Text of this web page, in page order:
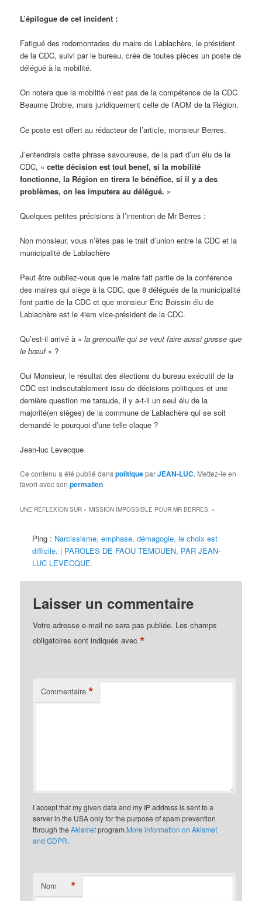
L’épilogue de cet incident :
Fatigué des rodomontades du maire de Lablachère, le président
de la CDC, suivi par le bureau, crée de toutes pièces un poste de
délégué à la mobilité.
On notera que la mobilité n’est pas de la compétence de la CDC
Beaume Drobie, mais juridiquement celle de l’AOM de la Région.
Ce poste est offert au rédacteur de l’article, monsieur Berres.
J’entendrais cette phrase savoureuse, de la part d’un élu de la
CDC, «cette décision est tout benef, si la mobilité
fonctionne, la Région en tirera le bénéfice, si il y a des
problèmes, on les imputera au délégué. »
Quelques petites précisions à l’intention de Mr Berres :
Non monsieur, vous n’êtes pas le trait d’union entre la CDC et la
municipalité de Lablachère
Peut être oubliez-vous que le maire fait partie de la conférence
des maires qui siège à la CDC, que 8 délégués de la municipalité
font partie de la CDC et que monsieur Eric Boissin élu de
Lablachère est le 4iem vice-président de la CDC.
Qu’est-il arrivé à «la grenouille qui se veut faireaussi grosse que
le bœuf » ?
Oui Monsieur, le résultat des élections du bureau exécutif de la
CDC est indiscutablement issu de décisions politiques et une
dernière question me taraude, il y a-t-il un seul élu de la
majorité(en sièges) de la commune de Lablachère qui se soit
demandé le pourquoi d’une telle claque ?
Jean-luc Levecque
Ce contenu a été publié danspolitiqueparJEAN-LUC. Mettez-le en
favori avec sonpermalien.
UNE RÉFLEXION SUR «MISSION IMPOSSIBLE POUR MR BERRES. »
Ping : Narcissisme, emphase, démagogie, le choix est
difficile. | PAROLES DE FAOU TEMOUEN, PAR JEAN-
LUC LEVECQUE.
Laisser un commentaire
Votre adresse e-mail ne sera pas publiée. Les champs
obligatoires sont indiqués avec*
Commentaire *
I accept that my given data and my IP address is sent to a
server in the USA only for the purpose of spam prevention
through theAkismetprogram.More information on Akismet
and GDPR.
Nom *